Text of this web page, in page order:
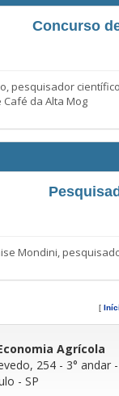
Concurso
pesquisador
da Alta Mog
[
Agrícola
254 - 3° andar
- SP